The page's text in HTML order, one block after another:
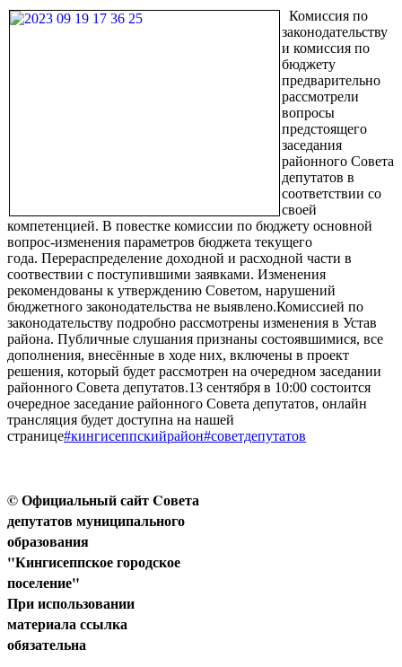
Комиссия по
законодательству
и комиссия по
бюджету
предварительно
рассмотрели
вопросы
предстоящего
заседания
районного Совета
депутатов в
соответствии со
своей
компетенцией. В повестке комиссии по бюджету основной
вопрос-изменения параметров бюджета текущего
года. Перераспределение доходной и расходной части в
соотвествии с поступившими заявками. Изменения
рекомендованы к утверждению Советом, нарушений
бюджетного законодательства не выявлено.Комиссией по
законодательству подробно рассмотрены изменения в Устав
района. Публичные слушания признаны состоявшимися, все
дополнения, внесённые в ходе них, включены в проект
решения, который будет рассмотрен на очередном заседании
районного Совета депутатов.13 сентября в 10:00 состоится
очередное заседание районного Совета депутатов, онлайн
трансляция будет доступна на нашей
странице#кингисеппскийрайон#советдепутатов
© Официальный сайт Cовета
депутатов муниципального
образования
"Кингисеппское городское
поселение"
При использовании
материала ссылка
обязательна